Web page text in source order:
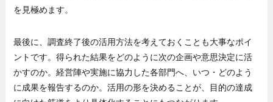
を見極めます。
最後に、調査終了後の活用方法を考えておくことも大事なポイ
ントです。得られた結果をどのように次の企画や意思決定に活
かすのか。経営陣や実施に協力した各部門へ、いつ・どのよう
に成果を報告するのか。活用の形を決めることが、目的の達成